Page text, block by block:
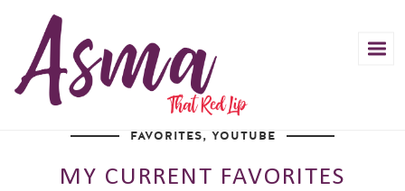
FAVORITES, YOUTUBE
MY CURRENT FAVORITES